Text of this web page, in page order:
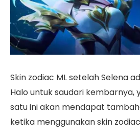
Skin zodiac ML setelah Selena
Halo untuk saudari kembarnya,
satu ini akan mendapat
ketika menggunakan skin